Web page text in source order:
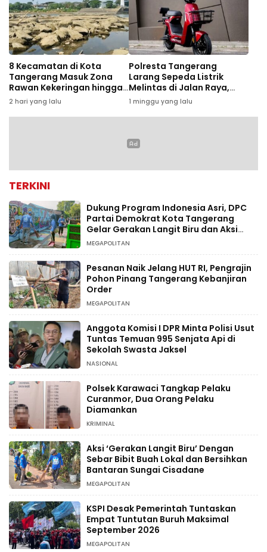
8 Kecamatan di Kota
Tangerang Masuk Zona
Rawan Kekeringan hingga
September 2026
2 hari yang lalu
Polresta Tangerang
Larang Sepeda Listrik
Melintas di Jalan Raya,
Pelanggar Bakal
Ditertibkan
1 minggu yang lalu
TERKINI
Dukung Program Indonesia Asri, DPC
Partai Demokrat Kota Tangerang
Gelar Gerakan Langit Biru dan Aksi
Tanam Pohon
MEGAPOLITAN
Pesanan Naik Jelang HUT RI, Pengrajin
Pohon Pinang Tangerang Kebanjiran
Order
MEGAPOLITAN
Anggota Komisi I DPR Minta Polisi Usut
Tuntas Temuan 995 Senjata Api di
Sekolah Swasta Jaksel
NASIONAL
Polsek Karawaci Tangkap Pelaku
Curanmor, Dua Orang Pelaku
Diamankan
KRIMINAL
Aksi ‘Gerakan Langit Biru’ Dengan
Sebar Bibit Buah Lokal dan Bersihkan
Bantaran Sungai Cisadane
MEGAPOLITAN
KSPI Desak Pemerintah Tuntaskan
Empat Tuntutan Buruh Maksimal
September 2026
MEGAPOLITAN